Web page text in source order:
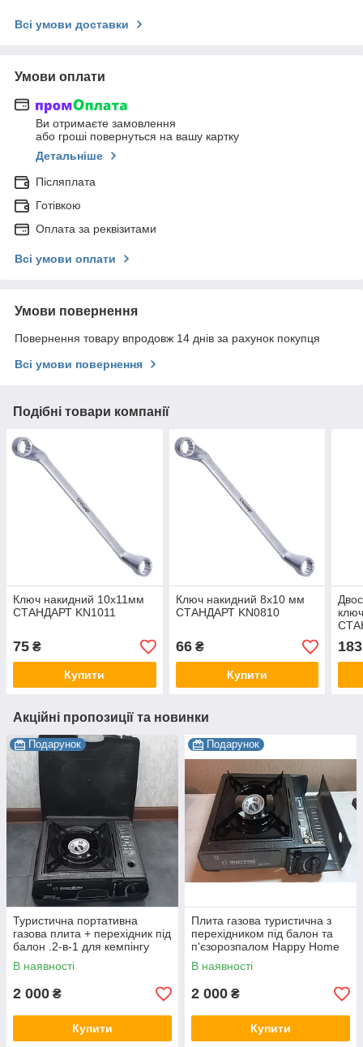
Всі умови доставки
Умови оплати
Ви отримаєте замовлення
або гроші повернуться на вашу картку
Детальніше
Післяплата
Готівкою
Оплата за реквізитами
Всі умови оплати
Умови повернення
Повернення товару впродовж 14 днів за рахунок покупця
Всі умови повернення
Подібні товари компанії
Ключ накидний 10х11мм
СТАНДАРТ KN1011
75 ₴
Купити
Ключ накидний 8х10 мм
СТАНДАРТ KN0810
66₴
Купити
183
Акційні пропозиції та новинки
Подарунок
Туристична портативна
газова плита + перехідник під
балон .2-в-1 для кемпінгу
В наявності
2 000 ₴
Купити
Подарунок
Плита газова туристична з
перехідником під балон та
п'єзорозпалом Happy Home
BDZ-155A
В наявності
2 000 ₴
Купити